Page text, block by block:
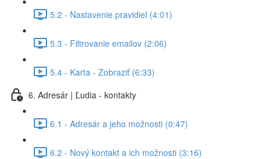
5.2 - Nastavenie pravidiel (4:01)
5.3 - Filtrovanie emailov (2:06)
5.4 - Karta - Zobraziť (6:33)
6. Adresár | Ľudia - kontakty
6.1 - Adresár a jeho možnosti (0:47)
6.2 - Nový kontakt a ich možnosti (3:16)